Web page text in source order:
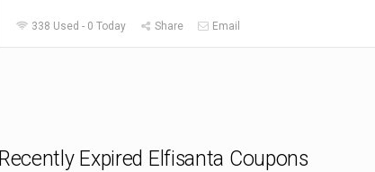
338 Used - 0 Today Share Email
Recently Expired Elfisanta Coupons